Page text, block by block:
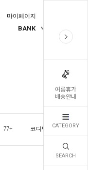
여름휴가
배송안내
CATEGORY
SEARCH
마이페이지
BANK
77+ 코디템 오늘발송